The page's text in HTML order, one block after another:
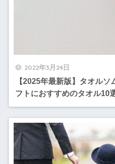
2022年3月24日
【2025年最新版】タオル
フトにおすすめのタオル10